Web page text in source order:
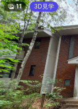
11 3D見学